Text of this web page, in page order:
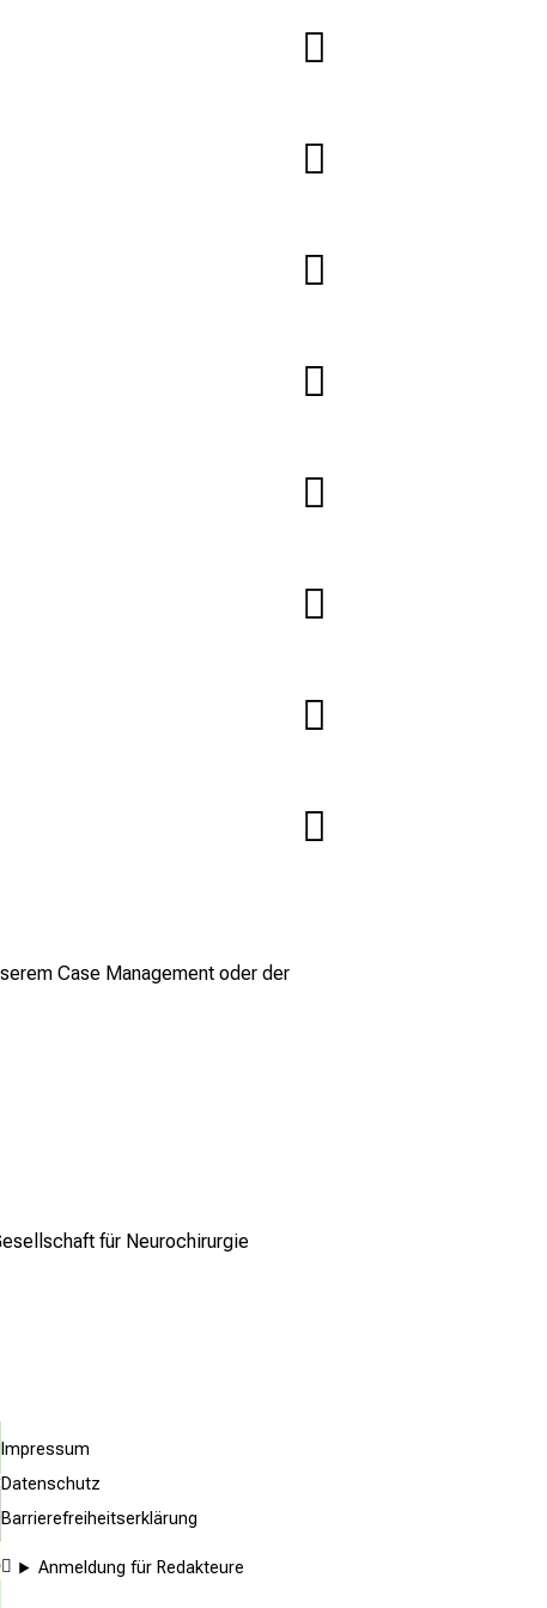
Case Management oder der
für Neurochirurgie
Impressum
Datenschutz
Barrierefreiheitserklärung
Anmeldung für Redakteure